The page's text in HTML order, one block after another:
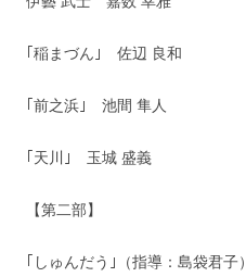
｢稲まづん｣ 佐辺 良和
｢前之浜｣ 池間 隼人
｢天川｣ 玉城 盛義
【第二部】
｢しゅんだう｣（指導：島袋君子）